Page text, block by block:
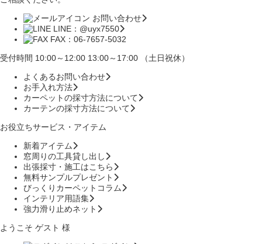
お問い合わせ
LINE：@uyx7550
FAX：06-7657-5032
受付時間 10:00～12:00 13:00～17:00 （土日祝休）
よくあるお問い合わせ
お手入れ方法
カーペットの採寸方法について
カーテンの採寸方法について
お役立ちサービス・アイテム
新着アイテム
窓周りの工具貸し出し
出張採寸・施工はこちら
無料サンプルプレゼント
びっくりカーペットコラム
インテリア用語集
強力滑り止めネット
ようこそ ゲスト 様